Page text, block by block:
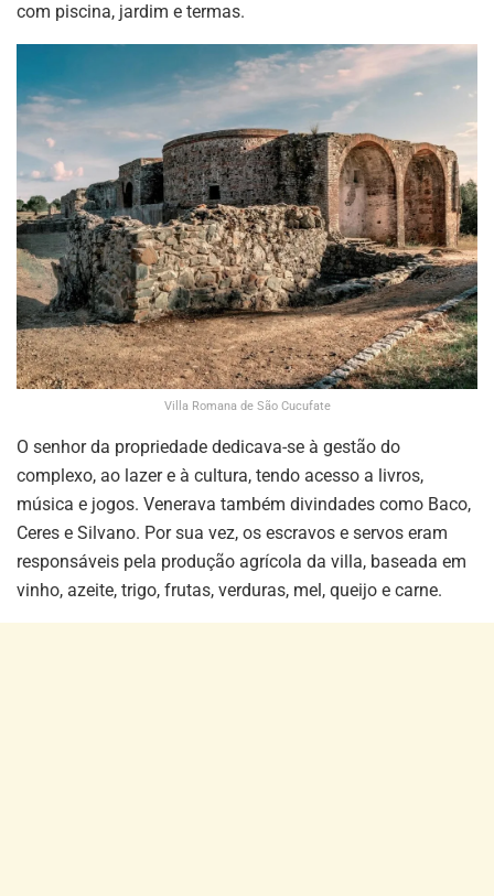
com piscina, jardim e termas.
Villa Romana de São Cucufate
O senhor da propriedade dedicava-se à gestão do
complexo, ao lazer e à cultura, tendo acesso a livros,
música e jogos. Venerava também divindades como Baco,
Ceres e Silvano. Por sua vez, os escravos e servos eram
responsáveis pela produção agrícola da villa, baseada em
vinho, azeite, trigo, frutas, verduras, mel, queijo e carne.